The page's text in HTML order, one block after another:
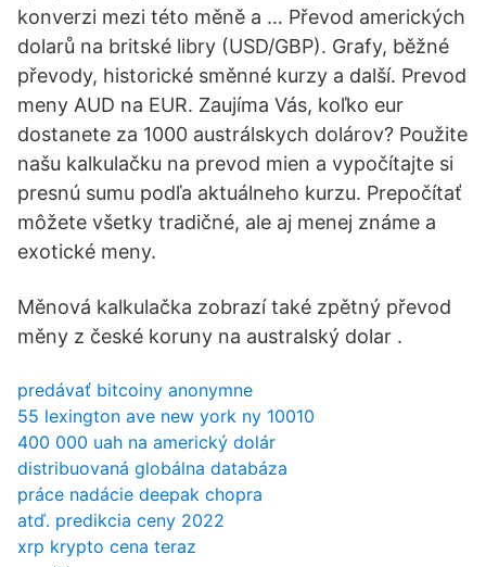
konverzi mezi této měně a … Převod amerických
dolarů na britské libry (USD/GBP). Grafy, běžné
převody, historické směnné kurzy a další. Prevod
meny AUD na EUR. Zaujíma Vás, koľko eur
dostanete za 1000 austrálskych dolárov? Použite
našu kalkulačku na prevod mien a vypočítajte si
presnú sumu podľa aktuálneho kurzu. Prepočítať
môžete všetky tradičné, ale aj menej známe a
exotické meny.
Měnová kalkulačka zobrazí také zpětný převod
měny z české koruny na australský dolar .
predávať bitcoiny anonymne
55 lexington ave new york ny 10010
400 000 uah na americký dolár
distribuovaná globálna databáza
práce nadácie deepak chopra
atď. predikcia ceny 2022
xrp krypto cena teraz